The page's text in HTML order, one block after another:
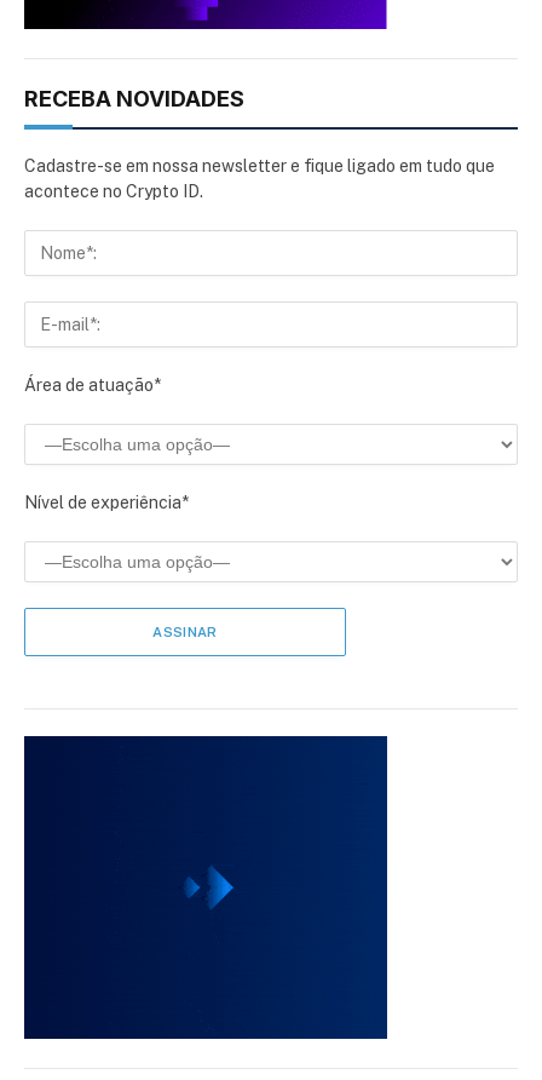
RECEBA NOVIDADES
Cadastre-se em nossa newsletter e fique ligado em tudo que
acontece no Crypto ID.
Área de atuação*
Nível de experiência*